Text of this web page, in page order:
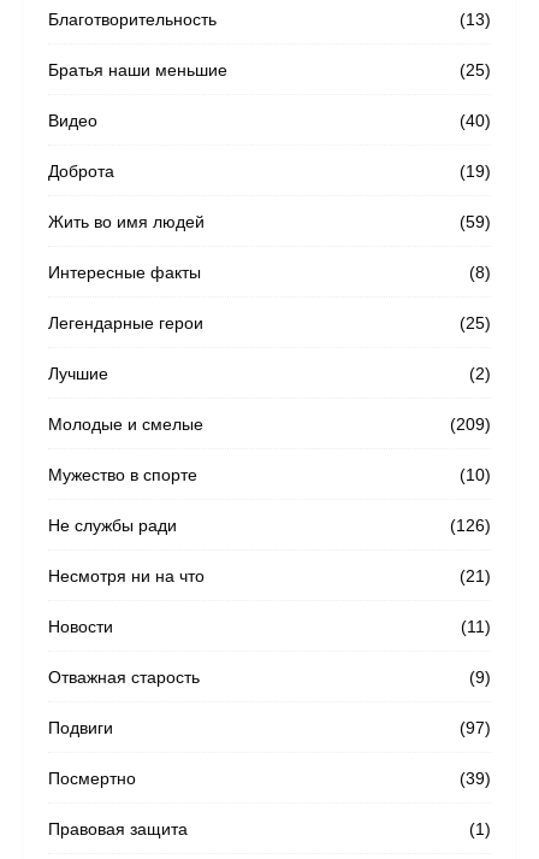
(13)
Благотворительность
(25)
Братья наши меньшие
(40)
Видео
(19)
Доброта
(59)
Жить во имя людей
(8)
Интересные факты
(25)
Легендарные герои
(2)
Лучшие
(209)
Молодые и смелые
(10)
Мужество в спорте
(126)
Не службы ради
(21)
Несмотря ни на что
(11)
Новости
(9)
Отважная старость
(97)
Подвиги
(39)
Посмертно
(1)
Правовая защита